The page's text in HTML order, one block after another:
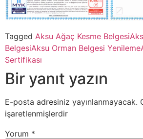
Tagged Aksu Ağaç Kesme Belgesi
BelgesiAksu Orman Belgesi Yenileme
Sertifikası
Bir yanıt yazın
E-posta adresiniz yayınlanmayacak.
işaretlenmişlerdir
Yorum *